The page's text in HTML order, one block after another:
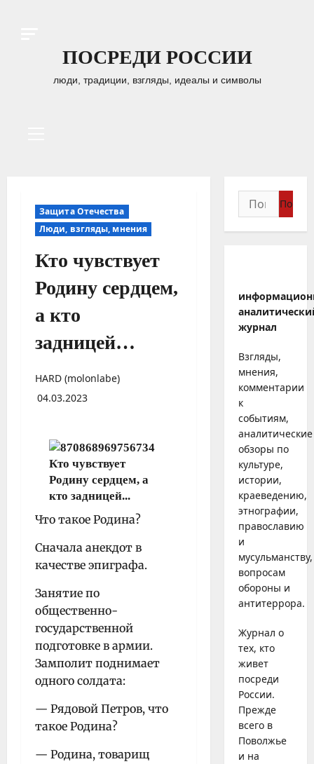
ПОСРЕДИ РОССИИ
люди, традиции, взгляды, идеалы и символы
Защита Отечества
Люди, взгляды, мнения
Кто чувствует
Родину сердцем,
а кто
задницей…
HARD (molonlabe)
04.03.2023
Что такое Родина?
Сначала анекдот в
качестве эпиграфа.
Занятие по
общественно-
государственной
подготовке в армии.
Замполит поднимает
одного солдата:
— Рядовой Петров, что
такое Родина?
— Родина, товарищ
Найти:
журнал
Взгляды,
мнения,
комментарии
к
событиям,
аналитические
обзоры по
культуре,
истории,
краеведению,
этнографии,
православию
и
мусульманству,
вопросам
обороны и
антитеррора.
Журнал о
тех, кто
живет
посреди
России.
Прежде
всего в
Поволжье
и на